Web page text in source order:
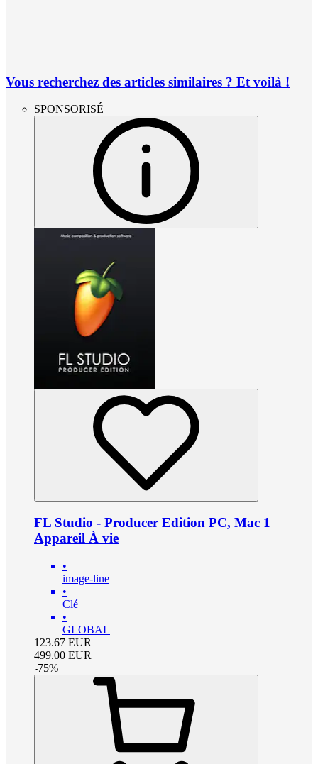
Vous recherchez des articles similaires ? Et voilà !
SPONSORISÉ
FL Studio - Producer Edition PC, Mac 1
Appareil À vie
•
image-line
•
Clé
•
GLOBAL
123.67 EUR
499.00 EUR
-75%